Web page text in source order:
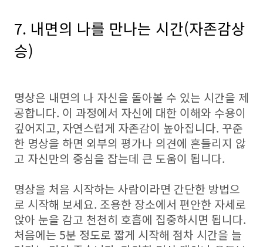
7. 내면의 나를 만나는 시간(자존감상
승)
명상은 내면의 나 자신을 돌아볼 수 있는 시간을 제
공합니다. 이 과정에서 자신에 대한 이해와 수용이
깊어지고, 자연스럽게 자존감이 높아집니다. 꾸준
한 명상을 하면 외부의 평가나 의견에 흔들리지 않
고 자신만의 중심을 잡는데 큰 도움이 됩니다.
명상을 처음 시작하는 사람이라면 간단한 방법으
로 시작해 보세요. 조용한 장소에서 편안한 자세로
앉아 눈을 감고 천천히 호흡에 집중하시면 됩니다.
처음에는 5분 정도로 짧게 시작해 점차 시간을 늘